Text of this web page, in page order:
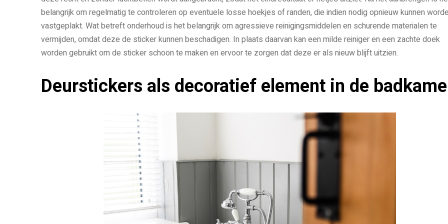
belangrijk om regelmatig te controleren op eventuele losse hoekjes of randen, die indien nodig opnieuw kunnen
vastgeplakt. Wat betreft onderhoud is het belangrijk om agressieve reinigingsmiddelen en schurende materialen te
vermijden, omdat deze de sticker kunnen beschadigen. In plaats daarvan kan een milde reiniger en een zachte doek
worden gebruikt om de sticker schoon te maken en ervoor te zorgen dat deze er als nieuw blijft uitzien.
Deurstickers als decoratief element in de